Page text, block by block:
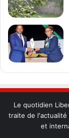
Le quotidien
traite de l'actualité
et